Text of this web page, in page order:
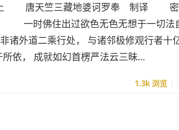
上 唐天竺三藏地婆诃罗奉 制译
时佛住出过欲色无色无想于一切法
诸外道二乘行处， 与诸邻极修观行者十
依， 成就如幻首楞严法云三昧…
1.3k浏览